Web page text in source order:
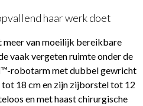
haar werk doet
meer van moeilijk bereikbare
vaak vergeten ruimte onder de
robotarm met dubbel gewricht
tot 18 cm en zijn zijborstel tot 12
en met haast chirurgische